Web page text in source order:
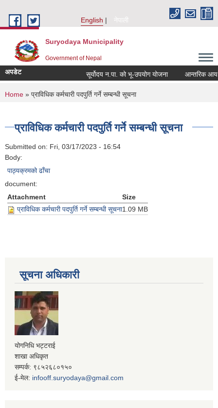
English
नेपाली
Suryodaya Municipality
Government of Nepal
अपडेट सूर्योदय न.पा. को भू-उपयोग योजना आन्तरिक आय
You are here
Home » प्राविधिक कर्मचारी पदपुर्ति गर्ने सम्बन्धी सूचना
प्राविधिक कर्मचारी पदपुर्ति गर्ने सम्बन्धी सूचना
Submitted on: Fri, 03/17/2023 - 16:54
Body:
पाठ्यक्रमको ढाँचा
document:
Attachment
Size
प्राविधिक कर्मचारी पदपुर्ति गर्ने सम्बन्धी सूचना1.09 MB
सूचना अधिकारी
योगनिधि भट्टराई
शाखा अधिकृत
सम्पर्क: ९८५२६८०१५०
ई-मेल: infooff.suryodaya@gmail.com